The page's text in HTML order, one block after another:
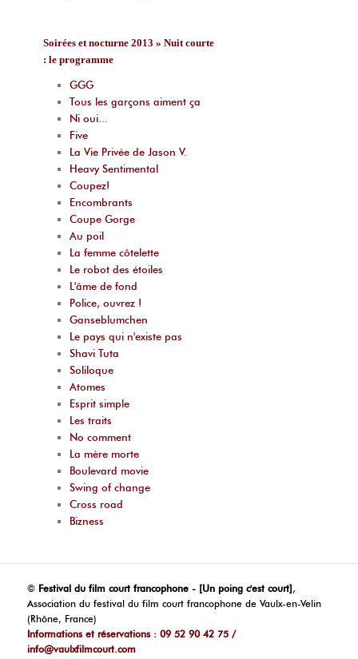
Soirées et nocturne 2013 » Nuit courte
: le programme
GGG
Tous les garçons aiment ça
Ni oui...
Five
La Vie Privée de Jason V.
Heavy Sentimental
Coupez!
Encombrants
Coupe Gorge
Au poil
La femme côtelette
Le robot des étoiles
L'âme de fond
Police, ouvrez !
Ganseblumchen
Le pays qui n'existe pas
Shavi Tuta
Soliloque
Atomes
Esprit simple
Les traits
No comment
La mère morte
Boulevard movie
Swing of change
Cross road
Bizness
© Festival du film court francophone - [Un poing c'est court],
Association du festival du film court francophone de Vaulx-en-Velin
(Rhône, France)
Informations et réservations : 09 52 90 42 75 /
info@vaulxfilmcourt.com